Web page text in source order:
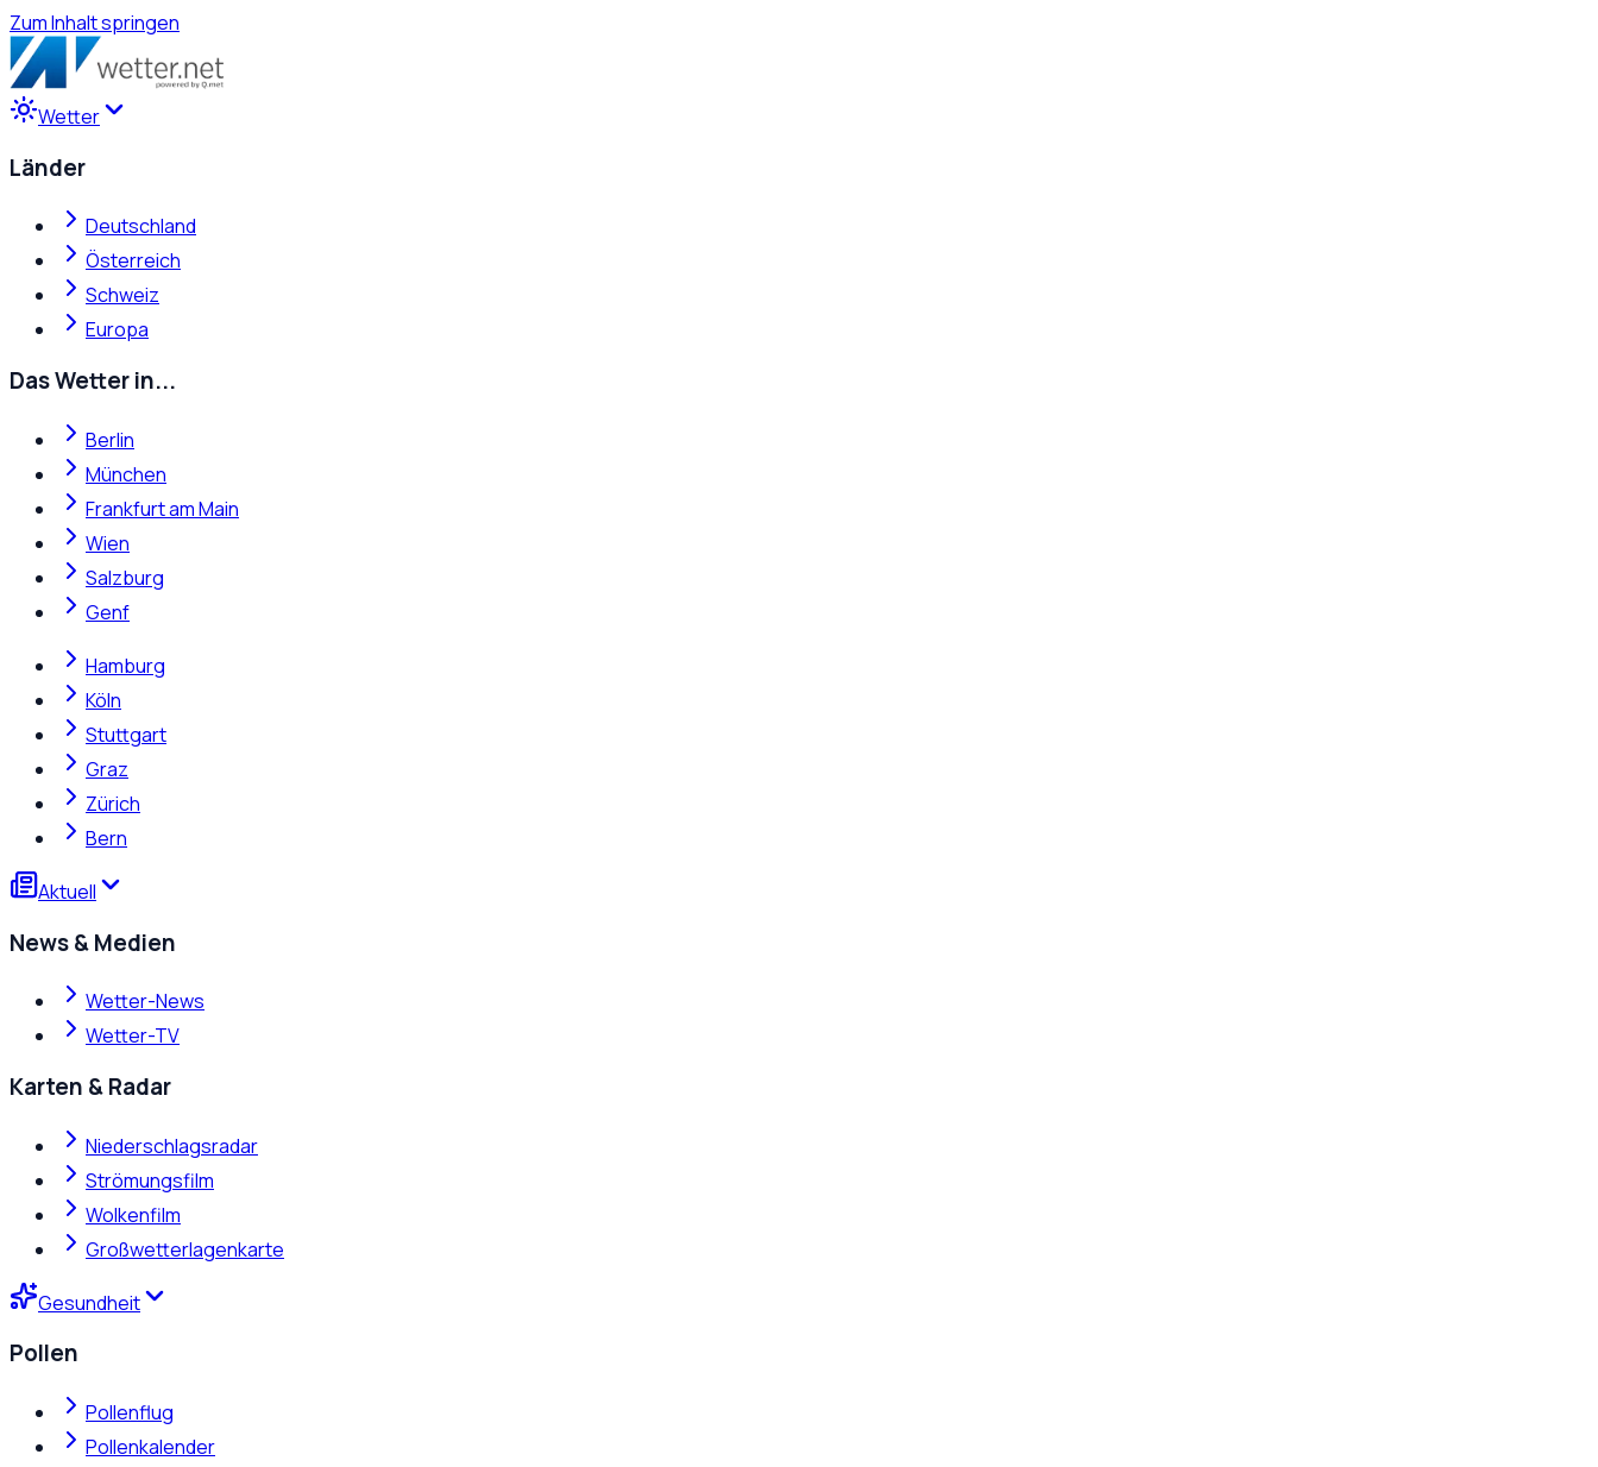
Zum Inhalt springen
Wetter
Länder
Deutschland
Österreich
Schweiz
Europa
Das Wetter in...
Berlin
München
Frankfurt am Main
Wien
Salzburg
Genf
Hamburg
Köln
Stuttgart
Graz
Zürich
Bern
Aktuell
News & Medien
Wetter-News
Wetter-TV
Karten & Radar
Niederschlagsradar
Strömungsfilm
Wolkenfilm
Großwetterlagenkarte
Gesundheit
Pollen
Pollenflug
Pollenkalender